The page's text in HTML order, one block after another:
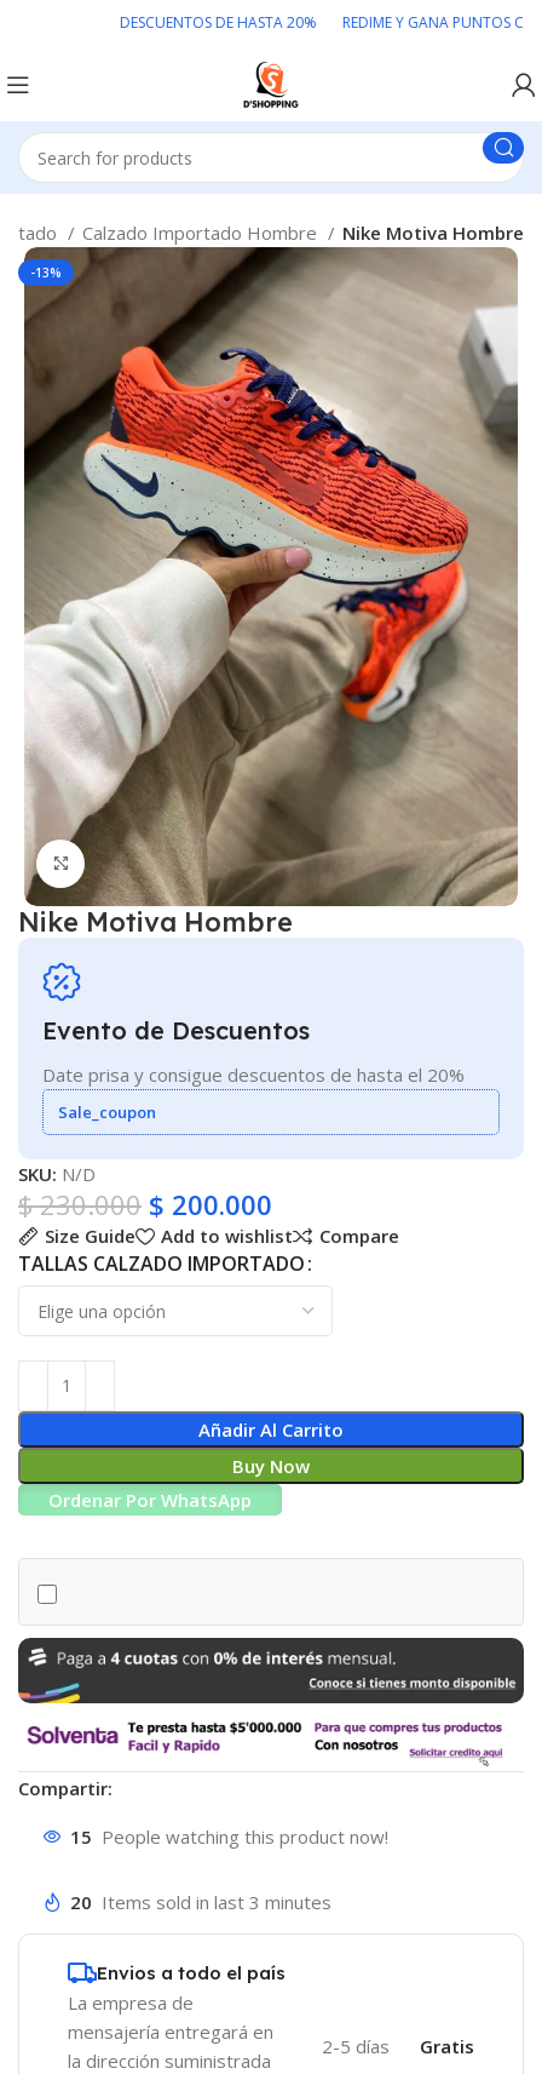
DESCUENTOS DE HASTA 20% REDIME Y GANA PUNTOS
Calzado Importado Hombre Nike Motiva Hombre
-13%
Click to enlarge
Nike Motiva Hombre
Evento de Descuentos
Date prisa y consigue descuentos de hasta el 20%
Sale_coupon
SKU: N/D
$230.000 $ 200.000
Size Guide Add to wishlist Compare
TALLAS CALZADO IMPORTADO
Añadir Al Carrito
Buy Now
Ordenar Por WhatsApp
Compartir:
15 People watching this product now!
20 Items sold in last 3 minutes
Envios a todo el país
La empresa de
mensajería entregará en
la dirección suministrada
2-5 días Gratis